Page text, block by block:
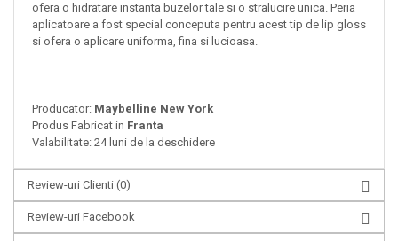
ofera o hidratare instanta buzelor tale si o stralucire unica. Peria
aplicatoare a fost special conceputa pentru acest tip de lip gloss
si ofera o aplicare uniforma, fina si lucioasa.
Producator: Maybelline New York
Produs Fabricat in Franta
Valabilitate: 24 luni de la deschidere
Review-uri Clienti (0)
Review-uri Facebook